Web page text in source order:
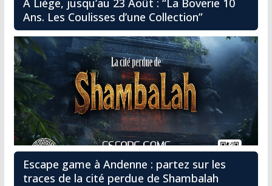
Ans. Les Coulisses d’une Collection”
Escape game à Andenne : partez sur les
traces de la cité perdue de Shambalah